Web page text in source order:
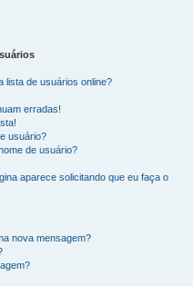
lista de usuários online?
erradas!
usuário?
de usuário?
aparece solicitando que eu faça o
nova mensagem?